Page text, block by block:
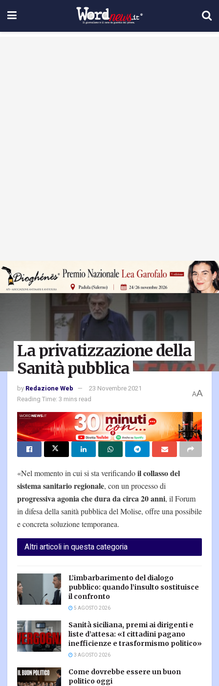
La privatizzazione della
Sanità pubblica
by Redazione Web
23 Novembre 2021
Reading Time: 3 mins read
AA
«Nel momento in cui si sta verificandoil collasso del
sistema sanitario regionale, con un processo di
progressiva agonia che dura da circa 20 anni, il Forum
in difesa della sanità pubblica del Molise, offre una possibile
e concreta soluzione temporanea.
Altri articoli in questa categoria
L’imbarbarimento del dialogo
pubblico: quando l’insulto sostituisce
il confronto
5 AGOSTO 2026
Sanità siciliana, premi ai dirigenti e
liste d’attesa: «I cittadini pagano
inefficienze e trasformismo politico»
3 AGOSTO 2026
Come dovrebbe essere un buon
politico oggi